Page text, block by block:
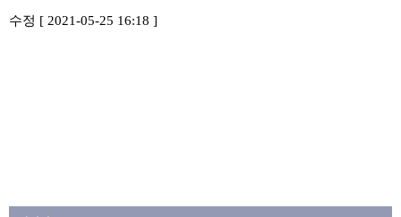
수정 [ 2021-05-25 16:18 ]